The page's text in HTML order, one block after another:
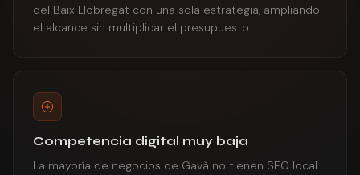
del Baix Llobregat con una sola estrategia, ampliando
el alcance sin multiplicar el presupuesto.
Competencia digital muy baja
La mayoría de negocios de Gavà no tienen SEO local